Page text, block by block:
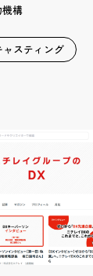
構
ャスティング